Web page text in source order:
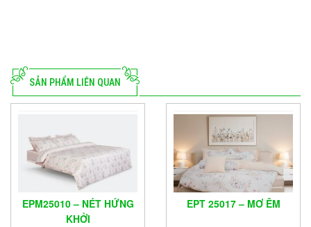
SẢN PHẨM LIÊN QUAN
EPM25010 – NÉT HỨNG
KHỞI
EPT 25017 – MƠ ÊM